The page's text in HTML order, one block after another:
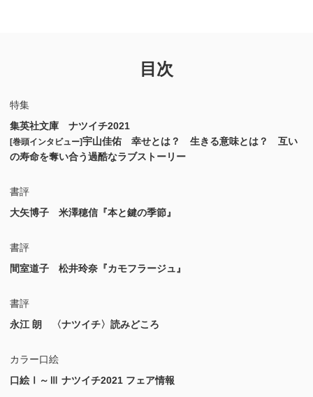
目次
特集
集英社文庫 ナツイチ2021
[巻頭インタビュー]宇山佳佑 幸せとは？ 生きる意味とは？ 互い
の寿命を奪い合う過酷なラブストーリー
書評
大矢博子 米澤穂信『本と鍵の季節』
書評
間室道子 松井玲奈『カモフラージュ』
書評
永江 朗 〈ナツイチ〉読みどころ
カラー口絵
口絵Ⅰ～Ⅲ ナツイチ2021 フェア情報